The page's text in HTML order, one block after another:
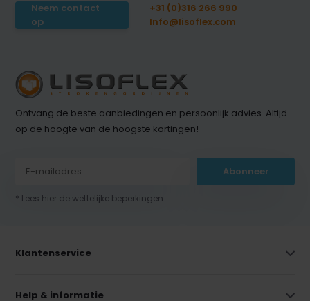
Neem contact
op
+31 (0)316 266 990
Info@lisoflex.com
Ontvang de beste aanbiedingen en persoonlijk advies. Altijd
op de hoogte van de hoogste kortingen!
Abonneer
* Lees hier de wettelijke beperkingen
Klantenservice
Help & informatie